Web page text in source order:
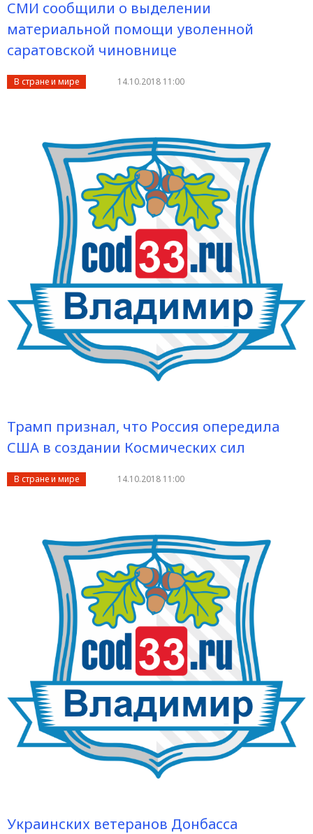
СМИ сообщили о выделении
материальной помощи уволенной
саратовской чиновнице
В стране и мире 14.10.2018 11:00
Трамп признал, что Россия опередила
США в создании Космических сил
В стране и мире 14.10.2018 11:00
Украинских ветеранов Донбасса